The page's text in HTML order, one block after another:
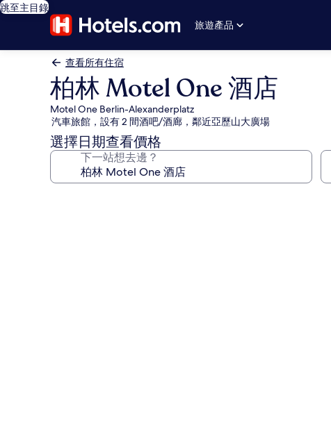
跳至主目錄
旅遊產品
查看所有住宿
柏林 Motel One 酒店
Motel One Berlin-Alexanderplatz
汽車旅館，設有 2 間酒吧/酒廊，鄰近亞歷山大廣場
選擇日期查看價格
下一站想去邊？